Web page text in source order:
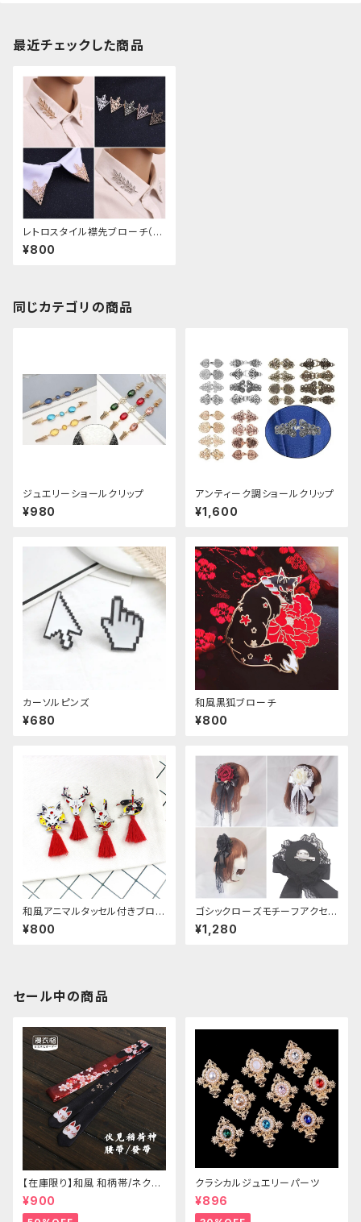
最近チェックした商品
レトロスタイル襟先ブローチ（左
右セット）
¥800
同じカテゴリの商品
ジュエリーショールクリップ
¥980
アンティーク調ショールクリップ
¥1,600
カーソルピンズ
¥680
和風黒狐ブローチ
¥800
和風アニマルタッセル付きブロー
チ
¥800
ゴシックローズモチーフアクセサ
リー
¥1,280
セール中の商品
【在庫限り】和風 和柄帯/ネクタ
イ/リボン（狐面/金魚
¥900
クラシカルジュエリーパーツ
¥896